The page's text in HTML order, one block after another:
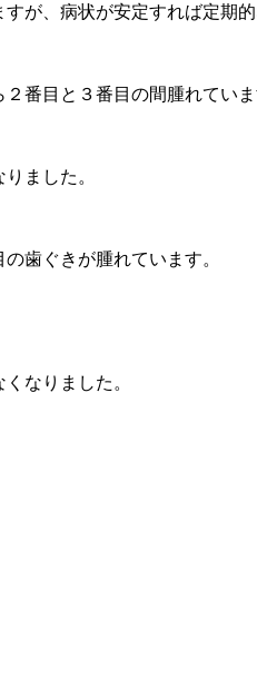
が、病状が安定すれば定期
番目と３番目の間腫れていま
ました。
歯ぐきが腫れています。
なりました。